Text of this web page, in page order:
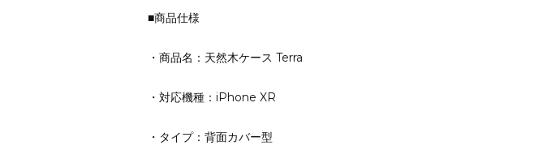
■商品仕様
・商品名：天然木ケース Terra
・対応機種：iPhone XR
・タイプ：背面カバー型